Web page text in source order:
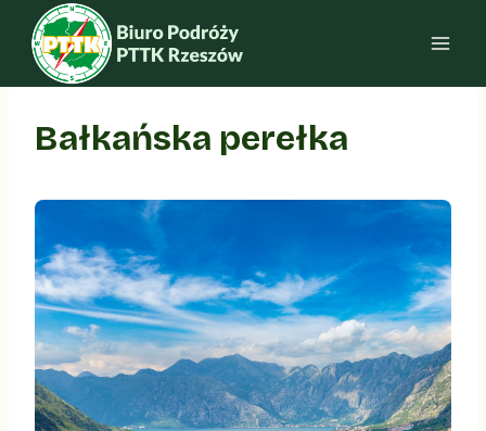
Przejdź
treści
Bałkańska perełka